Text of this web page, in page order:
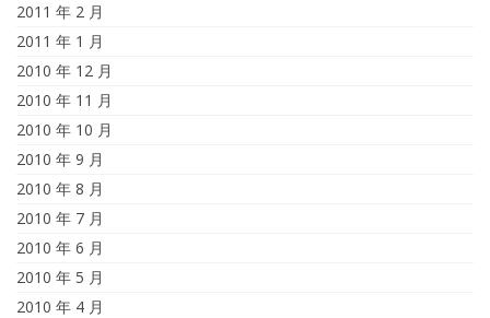
2011 年 2 月
2011 年 1 月
2010 年 12 月
2010 年 11 月
2010 年 10 月
2010 年 9 月
2010 年 8 月
2010 年 7 月
2010 年 6 月
2010 年 5 月
2010 年 4 月